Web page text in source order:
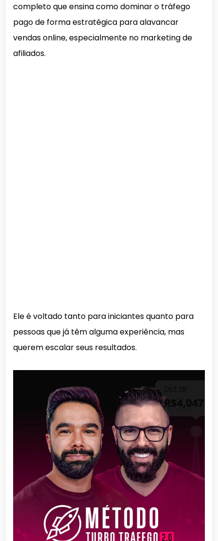
completo que ensina como dominar o tráfego
pago de forma estratégica para alavancar
vendas online, especialmente no marketing de
afiliados.
Ele é voltado tanto para iniciantes quanto para
pessoas que já têm alguma experiência, mas
querem escalar seus resultados.